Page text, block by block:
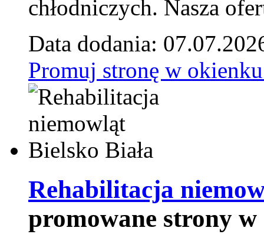
chłodniczych. Nasza
Data dodania:
Promuj stronę w
Rehabilitacja
promowane strony